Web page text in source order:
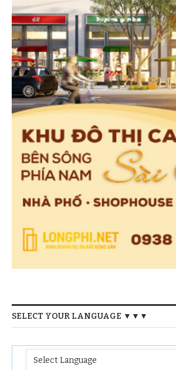
SELECT YOUR LANGUAGE ▼▼▼